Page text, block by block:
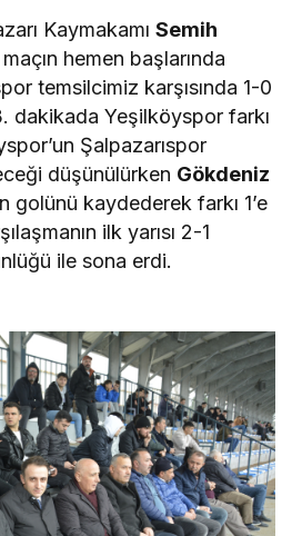
KaymakamıSemih
hemen başlarında
temsilcimiz karşısında 1-0
dakikada Yeşilköyspor farkı
Şalpazarıspor
düşünülürken Gökdeniz
golünü kaydederek farkı 1’e
ilk yarısı 2-1
ile sona erdi.